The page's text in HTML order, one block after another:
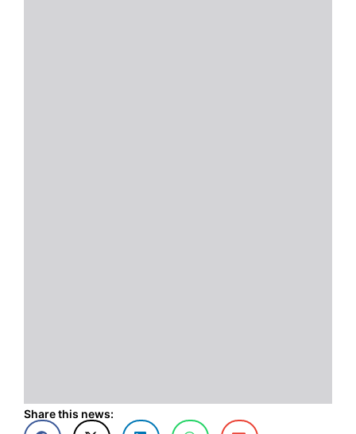
Share this news: